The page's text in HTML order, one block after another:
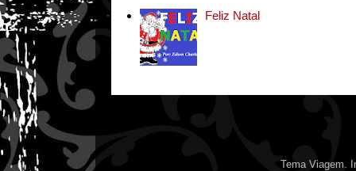
Feliz Natal
Tema Viagem.